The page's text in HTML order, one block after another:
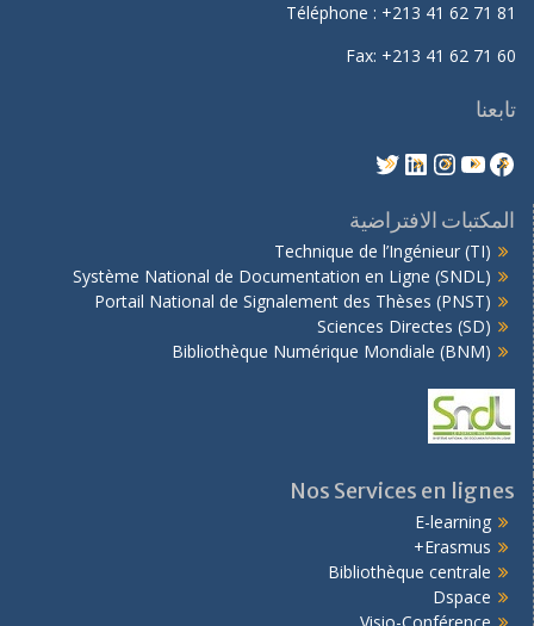
Téléphone : +213 41 62 71 81
Fax: +213 41 62 71 60
تابعنا
المكتبات الافتراضية
Technique de l’Ingénieur (TI)
Système National de Documentation en Ligne (SNDL)
Portail National de Signalement des Thèses (PNST)
Sciences Directes (SD)
Bibliothèque Numérique Mondiale (BNM)
Nos Services en lignes
E-learning
Erasmus+
Bibliothèque centrale
Dspace